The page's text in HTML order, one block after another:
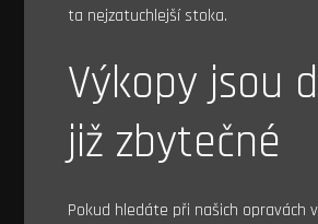
ta nejzatuchlejší stoka.
Výkopy jsou
již zbytečné
Pokud hledáte při našich opravách